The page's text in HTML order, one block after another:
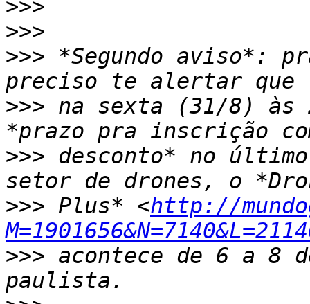
>>>
>>>
>>> *Segundo aviso*:
>>> na sexta (31/8) às
>>> desconto* no
>>> Plus* <http://
>>> acontece de 6 a 8